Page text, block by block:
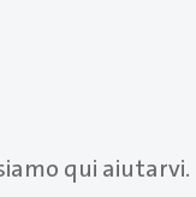
qui aiutarvi.